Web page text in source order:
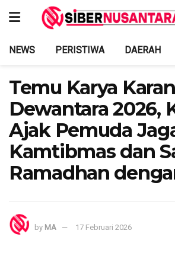
NEWS PERISTIWA DAERAH
Temu Karya
Dewantara 2026,
Ajak Pemuda
Kamtibmas dan
Ramadhan
by MA 17 Februari 2026